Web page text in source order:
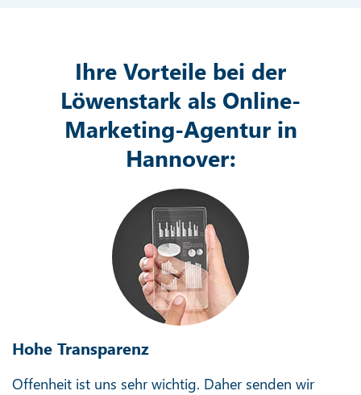
Ihre Vorteile bei der
Löwenstark als Online-
Marketing-Agentur in
Hannover:
Hohe Transparenz
Offenheit ist uns sehr wichtig. Daher senden wir